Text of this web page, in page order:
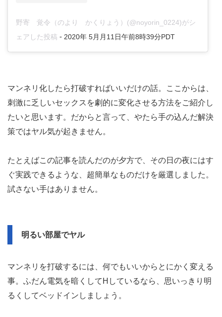
野寄 覚令（のより かくりょう）(@noyorin_0224)がシ
ェアした投稿 - 2020年 5月月11日午前8時39分PDT
マンネリ化したら打破すればいいだけの話。ここからは、
刺激に乏しいセックスを劇的に変化させる方法をご紹介し
たいと思います。だからと言って、やたら手の込んだ解決
策ではヤル気が起きません。
たとえばこの記事を読んだのが夕方で、その日の夜にはす
ぐ実践できるような、超簡単なものだけを厳選しました。
試さない手はありません。
明るい部屋でヤル
マンネリを打破するには、何でもいいからとにかく変える
事。ふだん電気を暗くしてHしているなら、思いっきり明
るくしてベッドインしましょう。